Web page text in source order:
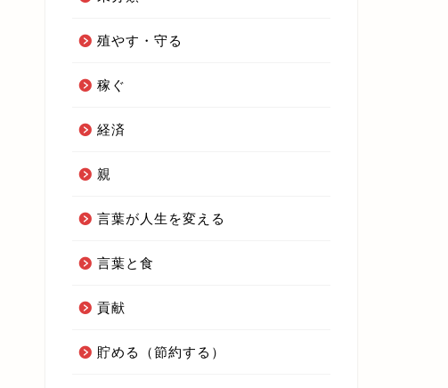
殖やす・守る
稼ぐ
経済
親
言葉が人生を変える
言葉と食
貢献
貯める（節約する）